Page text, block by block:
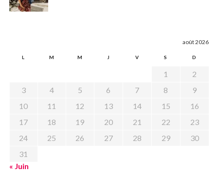
août 2026
L M M J V S D
1
2
3
4 5 6 7 8
9
10
11 12 13 14 15
16
17
18 19 20 21 22
23
24
25 26 27 28 29
30
31
« Juin